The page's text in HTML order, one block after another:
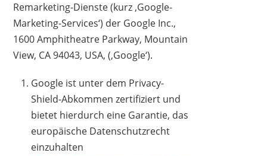
Remarketing-Dienste (kurz ‚Google-
Marketing-Services‘) der Google Inc.,
1600 Amphitheatre Parkway, Mountain
View, CA 94043, USA, (‚Google‘).
Google ist unter dem Privacy-
Shield-Abkommen zertifiziert und
bietet hierdurch eine Garantie, das
europäische Datenschutzrecht
einzuhalten